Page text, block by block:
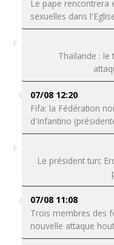
Le pape rencontrera
sexuelles dans
Thaïlande :
07/08 12:20
Fifa: la Fédération
d'Infantino
Le président turc
07/08 11:08
Trois membres des
nouvelle attaque